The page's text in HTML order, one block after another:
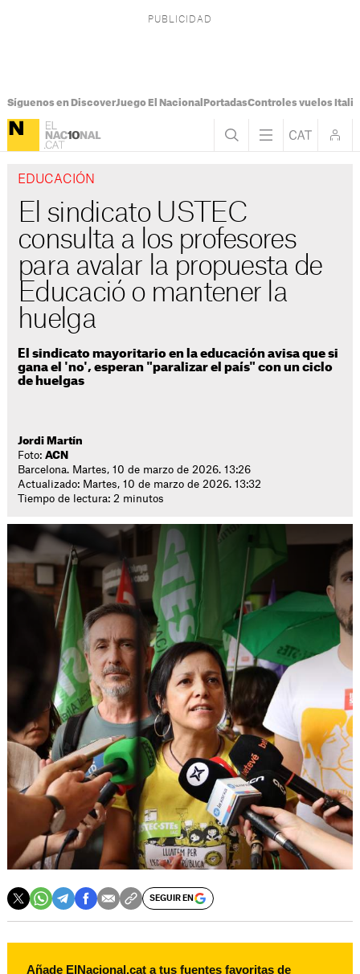
Síguenos en DiscoverJuego El Nacional PortadasControles vuelos Italia
EDUCACIÓN
El sindicato USTEC
consulta a los profesores
para avalar la propuesta de
Educació o mantener la
huelga
El sindicato mayoritario en la educación avisa que si
gana el 'no', esperan "paralizar el país" con un ciclo
de huelgas
Jordi Martín
Foto:ACN
Barcelona. Martes, 10 de marzo de 2026. 13:26
Actualizado: Martes, 10 de marzo de 2026. 13:32
Tiempo de lectura: 2 minutos
SEGUIR EN
Añade ElNacional.cat a tus fuentes favoritas de